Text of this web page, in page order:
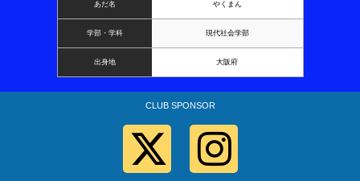
あだ名 やくまん
学部・学科 現代社会学部
出身地 大阪府
CLUB SPONSOR